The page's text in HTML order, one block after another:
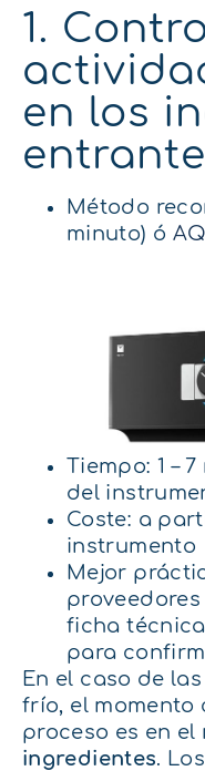
1.
en los
Método
minuto) ó
Tiempo: 1 –
del
Coste: a
instrumento
Mejor
ficha
para
En el caso de
frío, el
proceso es en el
ingredientes.